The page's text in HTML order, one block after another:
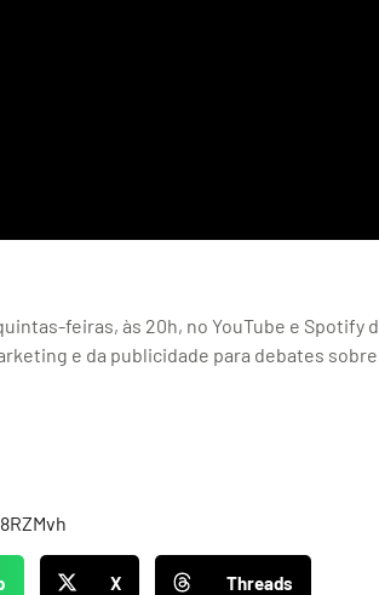
feiras, às 20h, no YouTube e Spotify
e da publicidade para debates sobre
X Threads